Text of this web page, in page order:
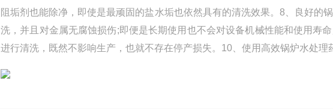
阻垢剂也能除净，即使是最顽固的盐水垢也依然具有的清洗效果。8、良好的
洗，并且对金属无腐蚀损伤;即便是长期使用也不会对设备机械性能和使用寿
进行清洗，既然不影响生产，也就不存在停产损失。10、使用高效锅炉水处理